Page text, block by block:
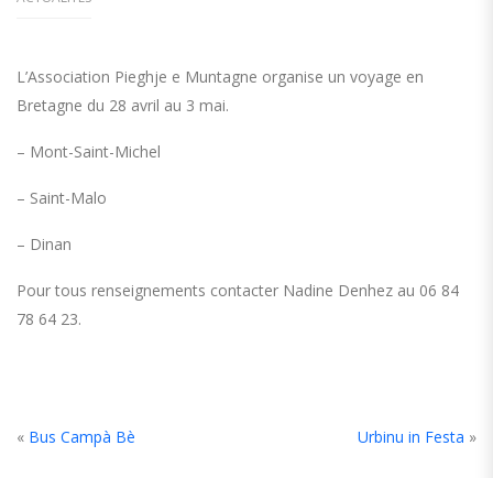
L’Association Pieghje e Muntagne organise un voyage en
Bretagne du 28 avril au 3 mai.
– Mont-Saint-Michel
– Saint-Malo
– Dinan
Pour tous renseignements contacter Nadine Denhez au 06 84
78 64 23.
« Bus Campà Bè Urbinu in Festa »